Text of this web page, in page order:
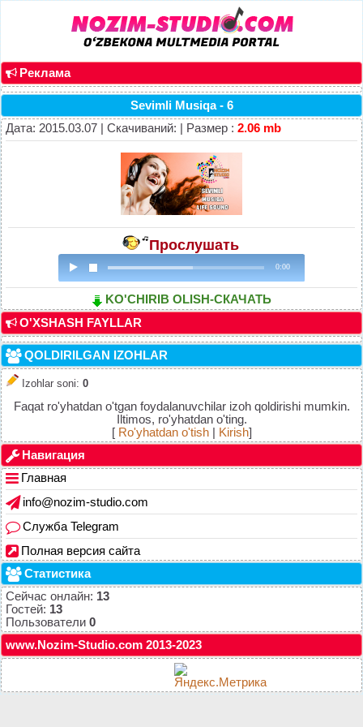
Реклама
Sevimli Musiqa - 6
Дата: 2015.03.07 | Скачиваний: | Размер : 2.06 mb
Прослушать
0:00
KO'CHIRIB OLISH-СКАЧАТЬ
O'XSHASH FAYLLAR
QOLDIRILGAN IZOHLAR
Izohlar soni: 0
Faqat ro'yhatdan o'tgan foydalanuvchilar izoh qoldirishi mumkin.
Iltimos, ro'yhatdan o'ting.
[ Ro'yhatdan o'tish| Kirish]
Навигация
Главная
info@nozim-studio.com
Служба Telegram
Полная версия сайта
Статистика
Сейчас онлайн: 13
Гостей: 13
Пользователи 0
www.Nozim-Studio.com 2013-2023